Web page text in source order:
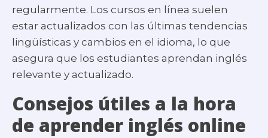
regularmente. Los cursos en línea suelen
estar actualizados con las últimas tendencias
lingüísticas y cambios en el idioma, lo que
asegura que los estudiantes aprendan inglés
relevante y actualizado.
Consejos útiles a la hora
de aprender inglés online